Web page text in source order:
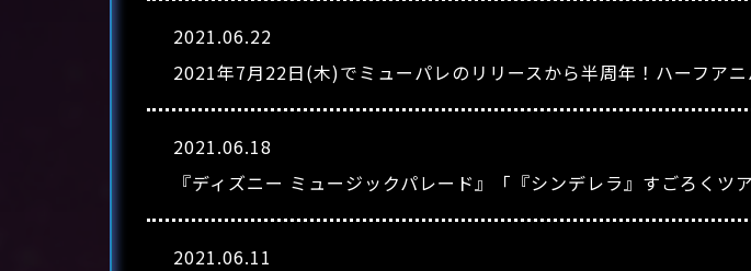
2021.06.22
2021年7月22日(木)でミューパレのリリースから半周年！ハーフアニ
2021.06.18
『ディズニー ミュージックパレード』「『シンデレラ』すごろく
2021.06.11